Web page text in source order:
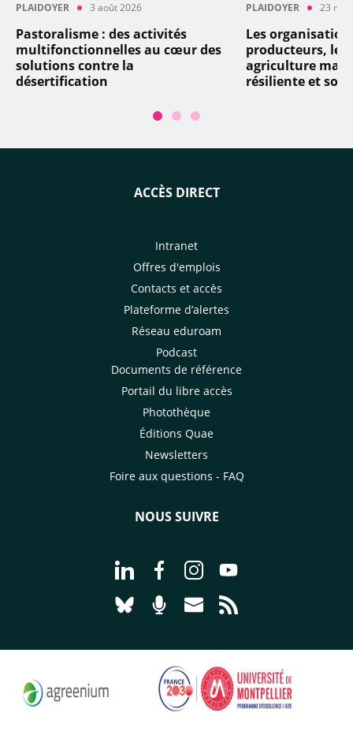
PLAIDOYER 3 août 2026
Pastoralisme : des activités
multifonctionnelles au cœur des
solutions contre la
désertification
PLAIDOYER 23 mai
Les
producteurs,
agriculture
résiliente et
ACCÈS DIRECT
Intranet
Offres d'emplois
Contacts et accès
Plateforme d’alertes
Réseau eduroam
Podcast
Documents de référence
Portail du libre accès
Photothèque
Éditions Quae
Newsletters
Foire aux questions - FAQ
NOUS SUIVRE
Aller à la page Nous suivre sur
Aller à la page Nous suivre sur
Aller à la page Nous
Aller à la page
Aller à la page Nous suivre sur
Aller à la page Nourrir le
Aller à la page Nous